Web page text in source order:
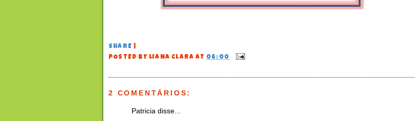
SHARE
POSTED BY LIANA CLARA AT 06:00
2 COMENTÁRIOS:
Patricia disse...